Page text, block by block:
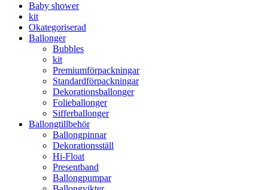
Baby shower
kit
Okategoriserad
Ballonger
Bubbles
kit
Premium­förpackningar
Standard­­förpackningar
Dekorations­ballonger
Folie­­­ballonger
Siffer­­ballonger
Ballong­tillbehör
Ballongpinnar
Dekorationsställ
Hi-Float
Presentband
Ballongpumpar